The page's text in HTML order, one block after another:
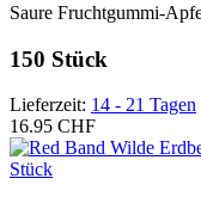
Saure Fruchtgummi-
150 Stück
Lieferzeit: 14 - 21 Tagen
16.95 CHF